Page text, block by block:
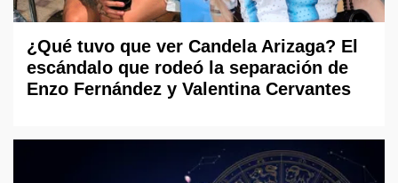
¿Qué tuvo que ver Candela Arizaga? El
escándalo que rodeó la separación de
Enzo Fernández y Valentina Cervantes